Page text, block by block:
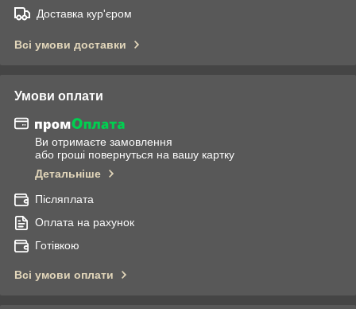
Доставка кур'єром
Всі умови доставки
Умови оплати
Ви отримаєте замовлення
або гроші повернуться на вашу картку
Детальніше
Післяплата
Оплата на рахунок
Готівкою
Всі умови оплати